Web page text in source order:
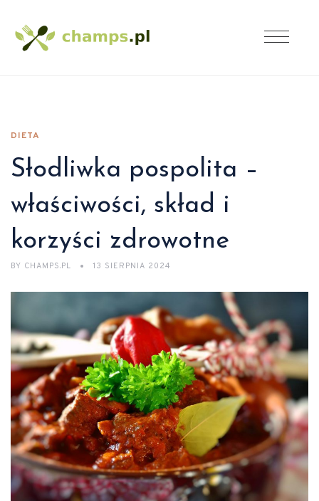
DIETA
Słodliwka pospolita –
właściwości, skład i
korzyści zdrowotne
BY CHAMPS.PL 13 SIERPNIA 2024